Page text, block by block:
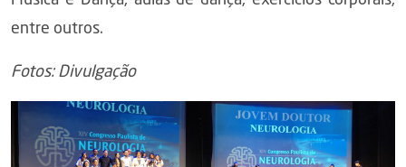
entre outros.
Fotos: Divulgação